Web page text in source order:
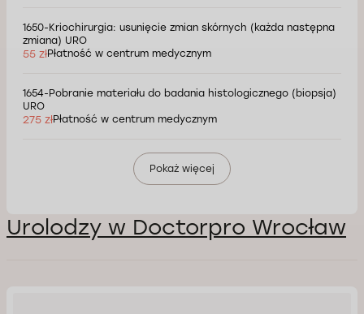
1650-Kriochirurgia: usunięcie zmian skórnych (każda następna
zmiana) URO
55 złPłatność w centrum medycznym
1654-Pobranie materiału do badania histologicznego (biopsja)
URO
275 złPłatność w centrum medycznym
Pokaż więcej
Urolodzy w Doctorpro Wrocław